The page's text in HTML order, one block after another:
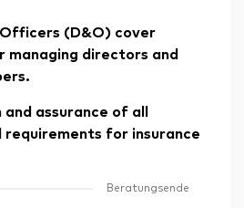
(D&O) cover
managing directors and
assurance of all
requirements for insurance
Beratungsende